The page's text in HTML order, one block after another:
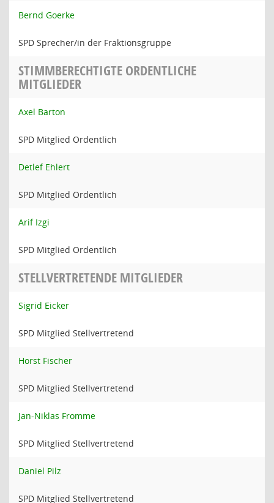
Bernd Goerke
SPD Sprecher/in der Fraktionsgruppe
STIMMBERECHTIGTE ORDENTLICHE
MITGLIEDER
Axel Barton
SPD Mitglied Ordentlich
Detlef Ehlert
SPD Mitglied Ordentlich
Arif Izgi
SPD Mitglied Ordentlich
STELLVERTRETENDE MITGLIEDER
Sigrid Eicker
SPD Mitglied Stellvertretend
Horst Fischer
SPD Mitglied Stellvertretend
Jan-Niklas Fromme
SPD Mitglied Stellvertretend
Daniel Pilz
SPD Mitglied Stellvertretend